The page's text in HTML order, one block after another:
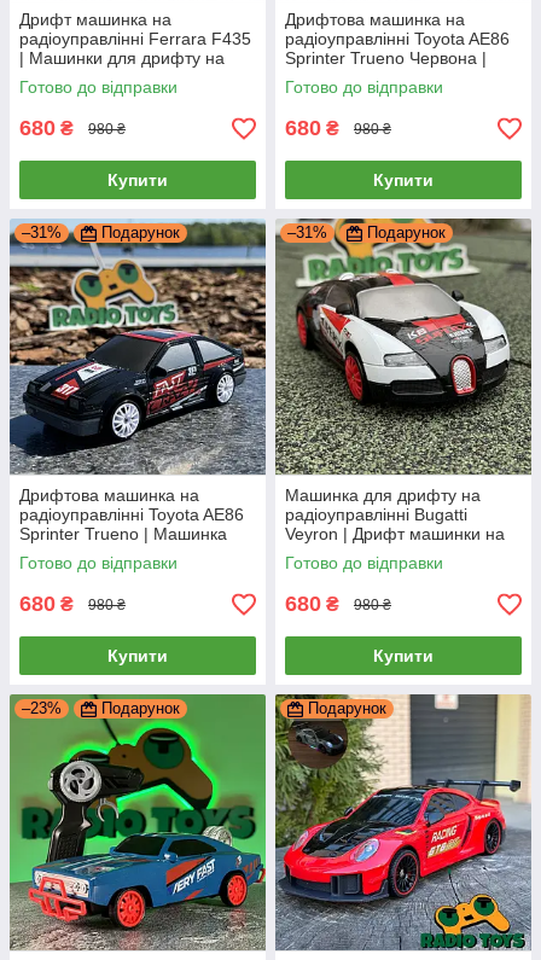
Дрифт машинка на
радіоуправлінні Ferrara F435
| Машинки для дрифту на
пульті управління | Дрифт
машина на радіокеруванні
Готово до відправки
680 ₴ 980 ₴
Купити
Дрифтова машинка на
радіоуправлінні Toyota AE86
Sprinter Trueno Червона |
Машинка для дрифту на
пульті управління | Дрифт
машина
Готово до відправки
680 ₴ 980 ₴
Купити
–31% Подарунок
Дрифтова машинка на
радіоуправлінні Toyota AE86
Sprinter Trueno | Машинка
для дрифту на пульті
управління | Дрифт машина
Готово до відправки
680 ₴ 980 ₴
Купити
–31% Подарунок
Машинка для дрифту на
радіоуправлінні Bugatti
Veyron | Дрифт машинки на
пульті управління | Дрифтова
машина на радіокеруванні
Готово до відправки
680 ₴ 980 ₴
Купити
–23% Подарунок Подарунок